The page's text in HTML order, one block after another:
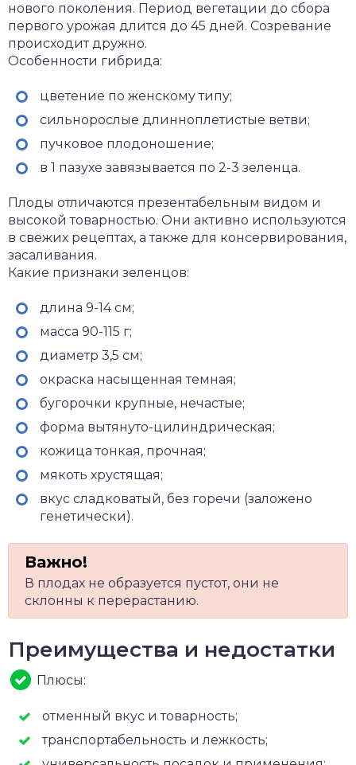
нового поколения. Период вегетации до сбора
первого урожая длится до 45 дней. Созревание
происходит дружно.
Особенности гибрида:
цветение по женскому типу;
сильнорослые длинноплетистые ветви;
пучковое плодоношение;
в 1 пазухе завязывается по 2-3 зеленца.
Плоды отличаются презентабельным видом и
высокой товарностью. Они активно используются
в свежих рецептах, а также для консервирования,
засаливания.
Какие признаки зеленцов:
длина 9-14 см;
масса 90-115 г;
диаметр 3,5 см;
окраска насыщенная темная;
бугорочки крупные, нечастые;
форма вытянуто-цилиндрическая;
кожица тонкая, прочная;
мякоть хрустящая;
вкус сладковатый, без горечи (заложено
генетически).
В плодах не образуется пустот, они не
склонны к перерастанию.
Преимущества и недостатки
Плюсы:
отменный вкус и товарность;
транспортабельность и лежкость;